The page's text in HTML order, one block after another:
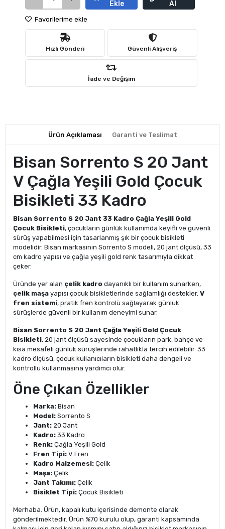
Ekle
Al
Favorilerime ekle
Hızlı Gönderi Güvenli Alışveriş
İade ve Değişim
Ürün Açıklaması Garanti ve Teslimat
Bisan Sorrento S 20 Jant
V Çağla Yeşili Gold Çocuk
Bisikleti 33 Kadro
Bisan Sorrento S 20 Jant 33 Kadro Çağla Yeşili Gold
Çocuk Bisikleti, çocukların günlük kullanımda keyifli ve güvenli
sürüş yapabilmesi için tasarlanmış şık bir çocuk bisikleti
modelidir. Bisan markasının Sorrento S modeli, 20 jant ölçüsü, 33
cm kadro yapısı ve çağla yeşili gold renk tasarımıyla dikkat
çeker.
Üründe yer alan çelik kadro dayanıklı bir kullanım sunarken,
çelik maşa yapısı çocuk bisikletlerinde sağlamlığı destekler. V
fren sistemi, pratik fren kontrolü sağlayarak günlük
sürüşlerde güvenli bir kullanım deneyimi sunar.
Bisan Sorrento S 20 Jant Çağla Yeşili Gold Çocuk
Bisikleti, 20 jant ölçüsü sayesinde çocukların park, bahçe ve
kısa mesafeli günlük sürüşlerinde rahatlıkla tercih edilebilir. 33
kadro ölçüsü, çocuk kullanıcıların bisikleti daha dengeli ve
kontrollü kullanmasına yardımcı olur.
Öne Çıkan Özellikler
Marka: Bisan
Model: Sorrento S
Jant: 20 Jant
Kadro: 33 Kadro
Renk: Çağla Yeşili Gold
Fren Tipi: V Fren
Kadro Malzemesi: Çelik
Maşa: Çelik
Jant Takımı: Çelik
Bisiklet Tipi: Çocuk Bisikleti
Merhaba. Ürün, kapalı kutu içerisinde demonte olarak
gönderilmektedir. Ürün %70 kurulu olup, garanti kapsamında